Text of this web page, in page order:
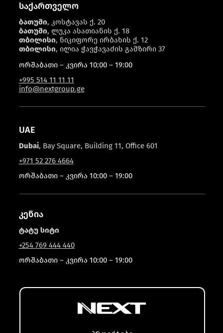
საქართველო
+995 514 11 11 11
info@nextgroup.ge
ორშაბათი – კვირა 10:00 – 19:00
ბათუმი, კოსტავას ქ. 20
ბათუმი, ლუკა ასათიანის ქ. 18
თბილისი, ნიკიფორე ირბახის ქ. 12
თბილისი, ილია ჭავჭავაძის გამზირი 37
UAE
+971 52 276 4664
ორშაბათი – კვირა 10:00 – 19:00
Dubai, Bay Square, Building 11, Office 601
კენია
+254 769 444 440
ორშაბათი – კვირა 10:00 – 19:00
ტატუ სიტი